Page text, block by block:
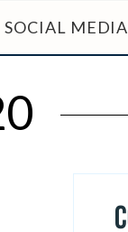
SOCIAL MEDIA